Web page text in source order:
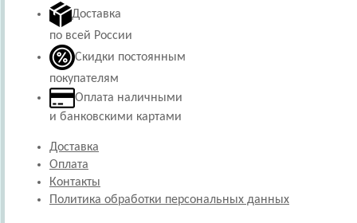
Доставка
по всей России
Скидки постоянным
покупателям
Оплата наличными
и банковскими картами
Доставка
Оплата
Контакты
Политика обработки персональных данных